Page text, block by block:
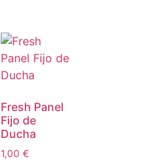
Fresh Panel
Fijo de
Ducha
1,00 €